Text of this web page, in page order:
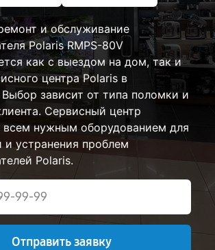
и обслуживание
Polaris RMPS-80V
как с выездом на дом, так и
центра Polaris в
Выбор зависит от типа поломки и
Сервисный центр
всем нужным оборудованием для
и устранения проблем
Polaris.
Отправить заявку